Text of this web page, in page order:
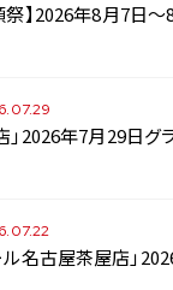
祭】2026年8月7日
」2026年7月29日グ
ル名古屋茶屋店」